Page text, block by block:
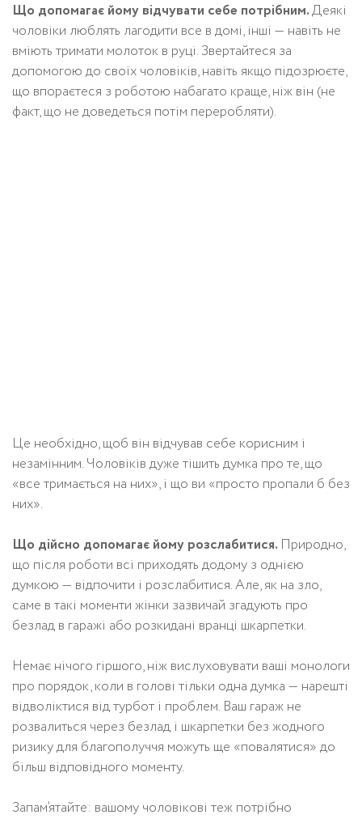
Що допомагає йому відчувати себе потрібним.Деякі
чоловіки люблять лагодити все в домі, інші — навіть не
вміють тримати молоток в руці. Звертайтеся за
допомогою до своїх чоловіків, навіть якщо підозрюєте,
що впораєтеся з роботою набагато краще, ніж він (не
факт, що не доведеться потім переробляти).
Це необхідно, щоб він відчував себе корисним і
незамінним. Чоловіків дуже тішить думка про те, що
«все тримається на них», і що ви «просто пропали б без
них».
Що дійсно допомагає йому розслабитися. Природно,
що після роботи всі приходять додому з однією
думкою — відпочити і розслабитися. Але, як на зло,
саме в такі моменти жінки зазвичай згадують про
безлад в гаражі або розкидані вранці шкарпетки.
Немає нічого гіршого, ніж вислуховувати ваші монологи
про порядок, коли в голові тільки одна думка — нарешті
відволіктися від турбот і проблем. Ваш гараж не
розвалиться через безлад і шкарпетки без жодного
ризику для благополуччя можуть ще «повалятися» до
більш відповідного моменту.
Запам’ятайте: вашому чоловікові теж потрібно